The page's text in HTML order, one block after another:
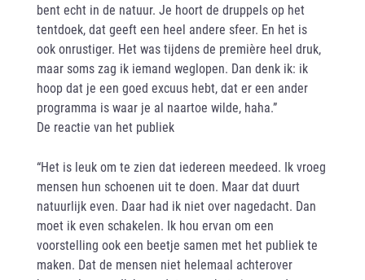
bent echt in de natuur. Je hoort de druppels op het
tentdoek, dat geeft een heel andere sfeer. En het is
ook onrustiger. Het was tijdens de première heel druk,
maar soms zag ik iemand weglopen. Dan denk ik: ik
hoop dat je een goed excuus hebt, dat er een ander
programma is waar je al naartoe wilde, haha.”
De reactie van het publiek
“Het is leuk om te zien dat iedereen meedeed. Ik vroeg
mensen hun schoenen uit te doen. Maar dat duurt
natuurlijk even. Daar had ik niet over nagedacht. Dan
moet ik even schakelen. Ik hou ervan om een
voorstelling ook een beetje samen met het publiek te
maken. Dat de mensen niet helemaal achterover